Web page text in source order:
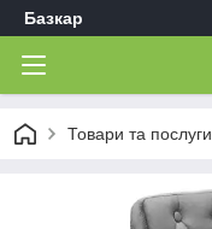
Базкар
Товари та послуги